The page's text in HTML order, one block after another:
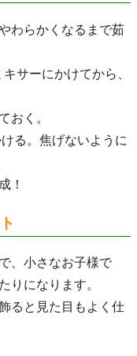
わらかくなるまで茹
サーにかけてから、
おく。
る。焦げないように
！
、小さなお子様で
りになります。
ると見た目もよく仕